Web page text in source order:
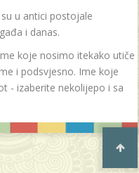
u antici postojale
i danas.
koje nosimo itekako utiče
i podsvjesno. Ime koje
- izaberite nekolijepo i sa